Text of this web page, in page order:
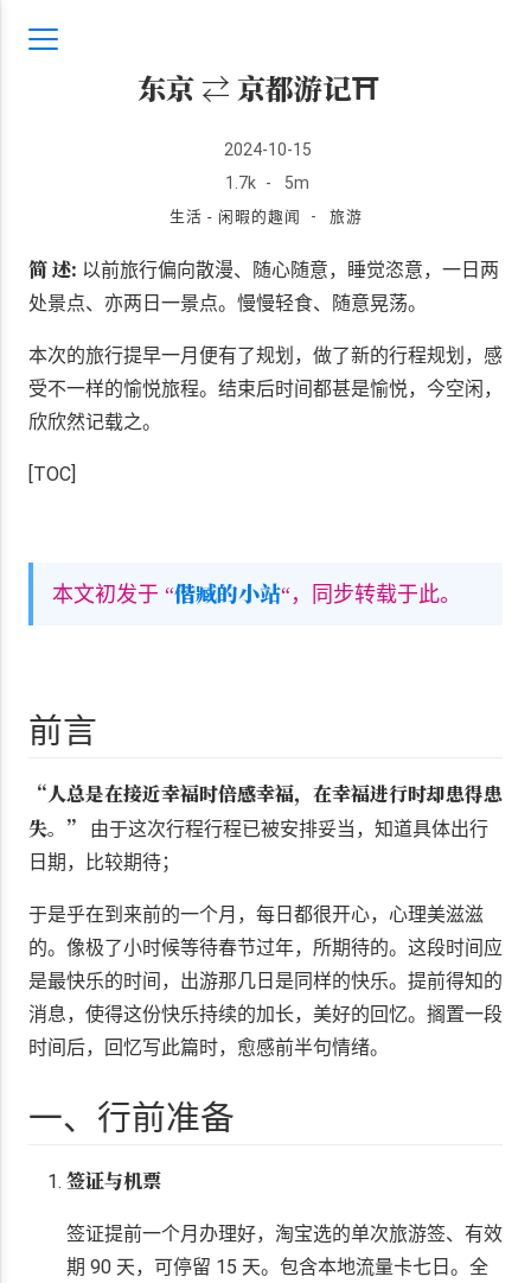
东京 ⇄ 京都游记⛩️
2024-10-15
1.7k - 5m
生活 - 闲暇的趣闻 - 旅游
简 述: 以前旅行偏向散漫、随心随意，睡觉恣意，一日两
处景点、亦两日一景点。慢慢轻食、随意晃荡。
本次的旅行提早一月便有了规划，做了新的行程规划，感
受不一样的愉悦旅程。结束后时间都甚是愉悦，今空闲，
欣欣然记载之。
[TOC]
本文初发于 “偕臧的小站“，同步转载于此。
前言
“人总是在接近幸福时倍感幸福，在幸福进行时却患得患
失。”
由于这次行程行程已被安排妥当，知道具体出行
日期，比较期待；
于是乎在到来前的一个月，每日都很开心，心理美滋滋
的。像极了小时候等待春节过年，所期待的。这段时间应
是最快乐的时间，出游那几日是同样的快乐。提前得知的
消息，使得这份快乐持续的加长，美好的回忆。搁置一段
时间后，回忆写此篇时，愈感前半句情绪。
一、行前准备
签证与机票
签证提前一个月办理好，淘宝选的单次旅游签、有效
期 90 天，可停留 15 天。包含本地流量卡七日。全